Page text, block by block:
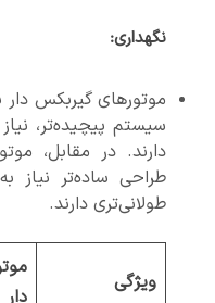
نگهداری:
موتورهای گیربکس
سیستم پیچیده‌تر،
دارند. در مقابل،
طراحی ساده‌تر نیاز
طولانی‌تری دارند.
ویژگی
دار